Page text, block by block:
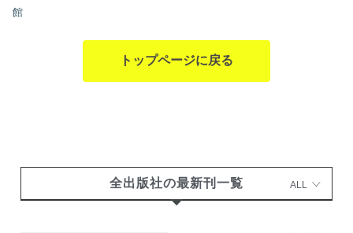
館
トップページに戻る
全出版社の最新刊一覧 ALL